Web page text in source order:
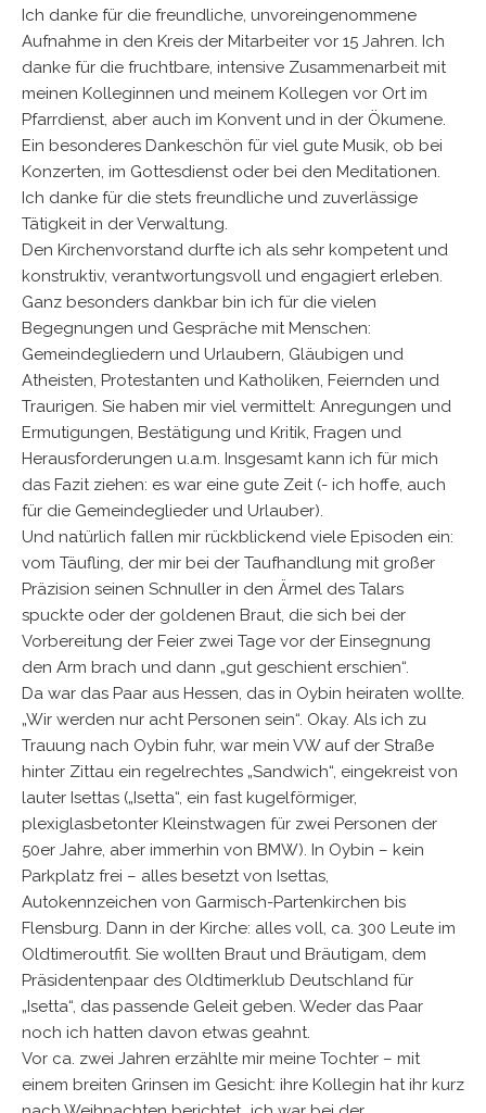
Ich danke für die freundliche, unvoreingenommene
Aufnahme in den Kreis der Mitarbeiter vor 15 Jahren. Ich
danke für die fruchtbare, intensive Zusammenarbeit mit
meinen Kolleginnen und meinem Kollegen vor Ort im
Pfarrdienst, aber auch im Konvent und in der Ökumene.
Ein besonderes Dankeschön für viel gute Musik, ob bei
Konzerten, im Gottesdienst oder bei den Meditationen.
Ich danke für die stets freundliche und zuverlässige
Tätigkeit in der Verwaltung.
Den Kirchenvorstand durfte ich als sehr kompetent und
konstruktiv, verantwortungsvoll und engagiert erleben.
Ganz besonders dankbar bin ich für die vielen
Begegnungen und Gespräche mit Menschen:
Gemeindegliedern und Urlaubern, Gläubigen und
Atheisten, Protestanten und Katholiken, Feiernden und
Traurigen. Sie haben mir viel vermittelt: Anregungen und
Ermutigungen, Bestätigung und Kritik, Fragen und
Herausforderungen u.a.m. Insgesamt kann ich für mich
das Fazit ziehen: es war eine gute Zeit (- ich hoffe, auch
für die Gemeindeglieder und Urlauber).
Und natürlich fallen mir rückblickend viele Episoden ein:
vom Täufling, der mir bei der Taufhandlung mit großer
Präzision seinen Schnuller in den Ärmel des Talars
spuckte oder der goldenen Braut, die sich bei der
Vorbereitung der Feier zwei Tage vor der Einsegnung
den Arm brach und dann „gut geschient erschien“.
Da war das Paar aus Hessen, das in Oybin heiraten wollte.
„Wir werden nur acht Personen sein“. Okay. Als ich zu
Trauung nach Oybin fuhr, war mein VW auf der Straße
hinter Zittau ein regelrechtes „Sandwich“, eingekreist von
lauter Isettas („Isetta“, ein fast kugelförmiger,
plexiglasbetonter Kleinstwagen für zwei Personen der
50er Jahre, aber immerhin von BMW). In Oybin – kein
Parkplatz frei – alles besetzt von Isettas,
Autokennzeichen von Garmisch-Partenkirchen bis
Flensburg. Dann in der Kirche: alles voll, ca. 300 Leute im
Oldtimeroutfit. Sie wollten Braut und Bräutigam, dem
Präsidentenpaar des Oldtimerklub Deutschland für
„Isetta“, das passende Geleit geben. Weder das Paar
noch ich hatten davon etwas geahnt.
Vor ca. zwei Jahren erzählte mir meine Tochter – mit
einem breiten Grinsen im Gesicht: ihre Kollegin hat ihr kurz